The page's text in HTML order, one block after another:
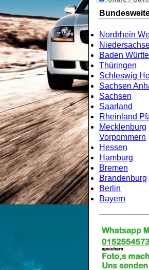
Nordrhein
Baden
Thüringen
Schleswig
Sachsen
Sachsen
Saarland
Rheinland
Mecklenburg
Vorpommern
Hessen
Hamburg
Bremen
Brandenburg
Berlin
Bayern